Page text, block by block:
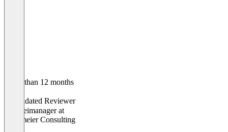
Older than 12 months
Validated Reviewer
Kanzleimanagerat
Steinmeier Consulting